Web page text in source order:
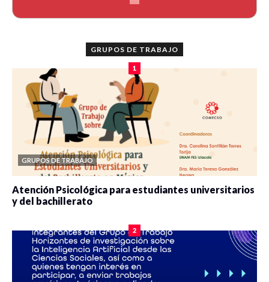
GRUPOS DE TRABAJO
1
GRUPOS DE TRABAJO
Atención Psicológica para estudiantes universitarios
y del bachillerato
2